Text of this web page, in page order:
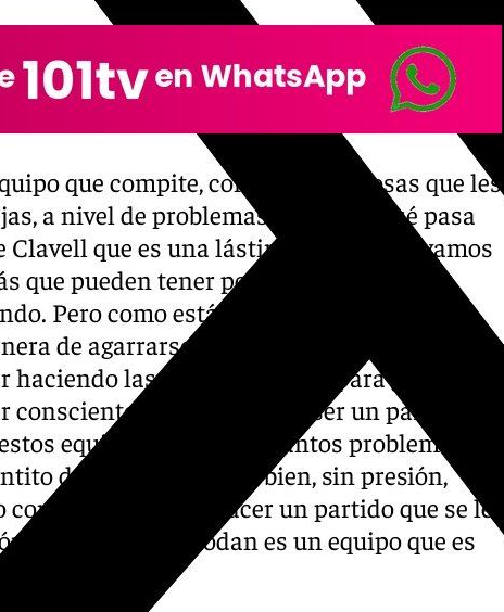
que compite, con todas las cosas que les
a nivel de problemas. Veremos qué pasa
Clavell que es una lástima para ellos, vamos
que pueden tener por ahí. Demasiados
Pero como están muy bien entrenados,
de agarrarse a los partidos, de competir.
haciendo las cosas muy bien para ganarles
conscientes de que no va a ser un partido de
equipos que tienen tantos problemas
de orgullo y rendir bien, sin presión,
con esto. Intentar hacer un partido que se les
y te incomodan es un equipo que es
bien”.